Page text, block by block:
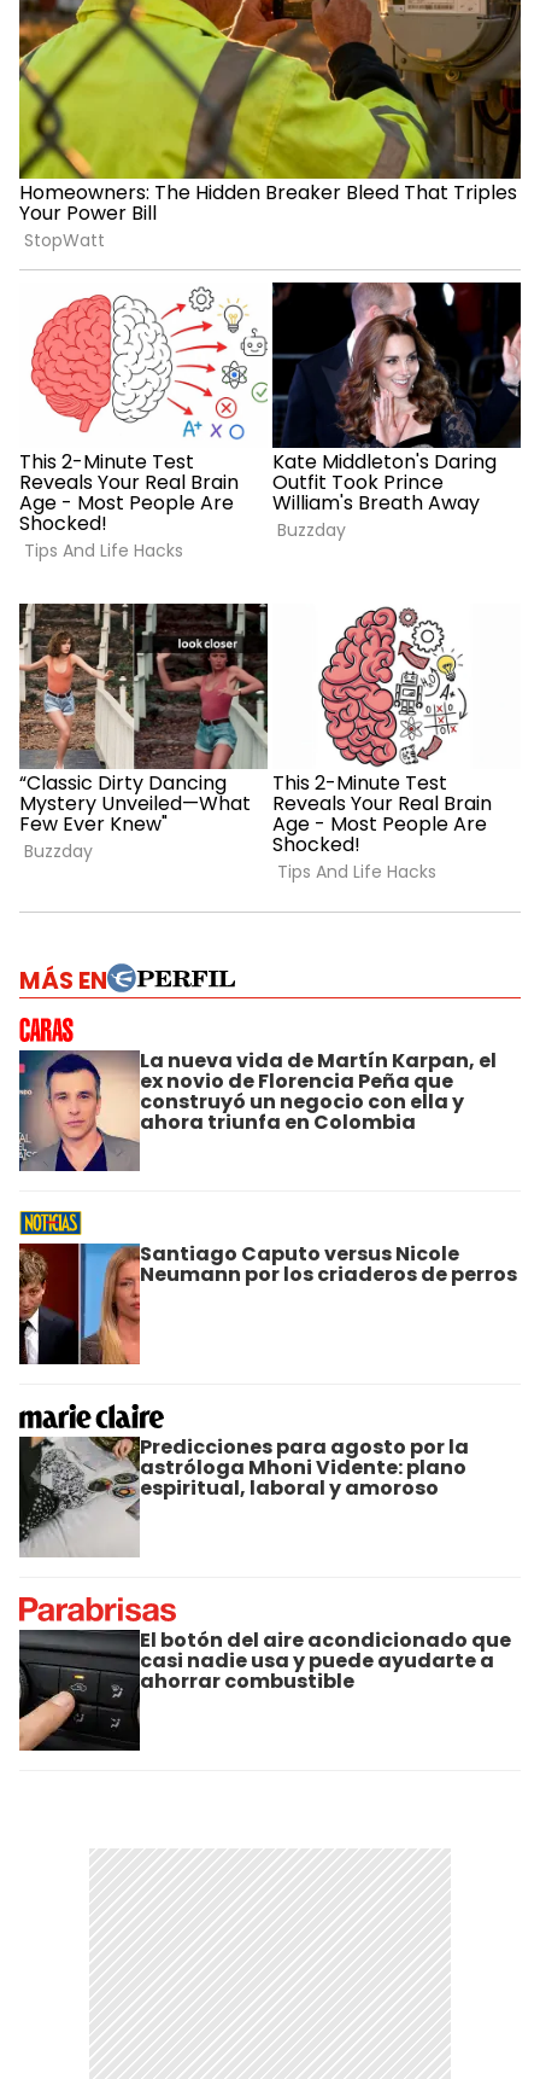
MÁS EN
La nueva vida de Martín Karpan, el
ex novio de Florencia Peña que
construyó un negocio con ella y
ahora triunfa en Colombia
Santiago Caputo versus Nicole
Neumann por los criaderos de perros
Predicciones para agosto por la
astróloga Mhoni Vidente: plano
espiritual, laboral y amoroso
El botón del aire acondicionado que
casi nadie usa y puede ayudarte a
ahorrar combustible